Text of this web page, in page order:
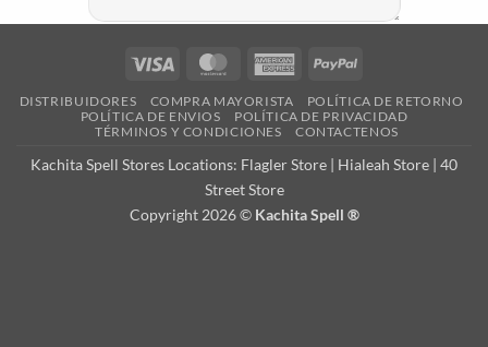
Visa MasterCardAmericanPayPal
DISTRIBUIDORES COMPRA MAYORISTA
POLÍTICA DE RETORNO
POLÍTICA DE ENVIOS
POLÍTICA DE PRIVACIDAD
TÉRMINOS Y CONDICIONES
CONTACTENOS
Kachita Spell Stores Locations: Flagler Store | Hialeah Store | 40
Street Store
Copyright 2026 © Kachita Spell ®